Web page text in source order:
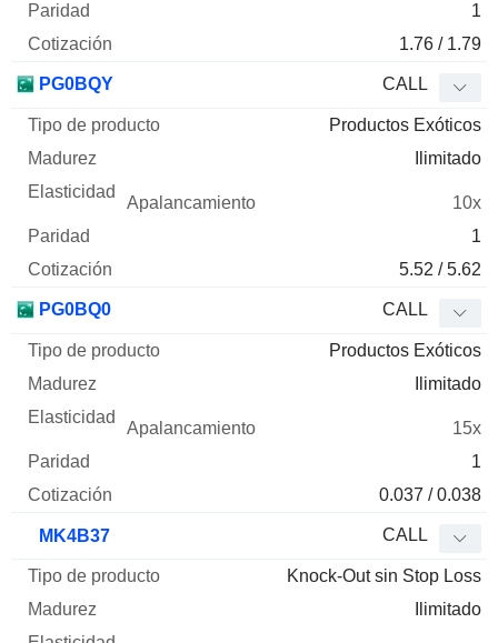
1
1.76 / 1.79
PG0BQY CALL
Productos Exóticos
Ilimitado
10x
1
5.52 / 5.62
PG0BQ0 CALL
Productos Exóticos
Ilimitado
15x
1
0.037 / 0.038
MK4B37 CALL
Knock-Out sin Stop Loss
Ilimitado